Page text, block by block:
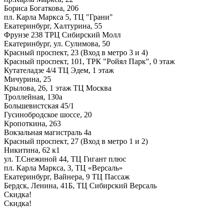
Бориса Богаткова, 206
пл. Карла Маркса 5, ТЦ "Грани"
Екатеринбург, Халтурина, 55
Фрунзе 238 ТРЦ Сибирский Молл
Екатеринбург, ул. Сулимова, 50
Красный проспект, 23 (Вход в метро 3 и 4)
Красный проспект, 101, ТРК "Ройял Парк", 0 этаж
Кутателадзе 4/4 ТЦ Эдем, 1 этаж
Мичурина, 25
Крылова, 26, 1 этаж ТЦ Москва
Троллейная, 130а
Большевистская 45/1
Гусинобродское шоссе, 20
Кропоткина, 263
Вокзальная магистраль 4а
Красный проспект, 27 (Вход в метро 1 и 2)
Никитина, 62 к1
ул. Т.Снежиной 44, ТЦ Гигант плюс
пл. Карла Маркса, 3, ТЦ «Версаль»
Екатеринбург, Вайнера, 9 ТЦ Пассаж
Бердск, Ленина, 41Б, ТЦ Сибирский Версаль
Скидка!
Скидка!